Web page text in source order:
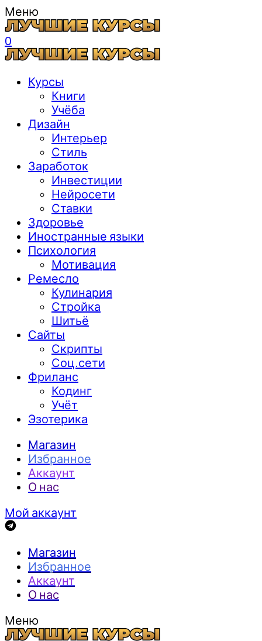
Меню
0
Курсы
Книги
Учёба
Дизайн
Интерьер
Стиль
Заработок
Инвестиции
Нейросети
Ставки
Здоровье
Иностранные языки
Психология
Мотивация
Ремесло
Кулинария
Стройка
Шитьё
Сайты
Скрипты
Соц.сети
Фриланс
Кодинг
Учёт
Эзотерика
Магазин
Избранное
Аккаунт
О нас
Мой аккаунт
Магазин
Избранное
Аккаунт
О нас
Меню